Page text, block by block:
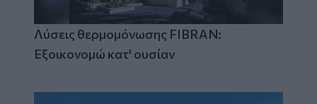
Λύσεις θερμομόνωσης FIBRAN:
Εξοικονομώ κατ' ουσίαν